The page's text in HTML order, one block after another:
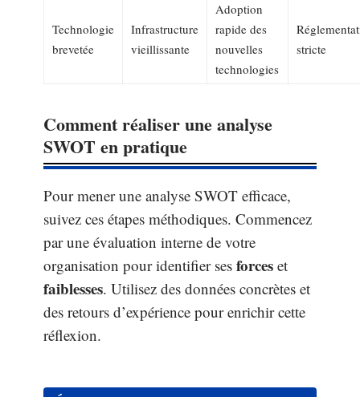
Technologie
brevetée
Infrastructure
vieillissante
Adoption
rapide des
nouvelles
technologies
stricte
Comment réaliser une analyse
SWOT en pratique
Pour mener une analyse SWOT efficace,
suivez ces étapes méthodiques. Commencez
par une évaluation interne de votre
organisation pour identifier ses forces et
faiblesses. Utilisez des données concrètes et
des retours d’expérience pour enrichir cette
réflexion.